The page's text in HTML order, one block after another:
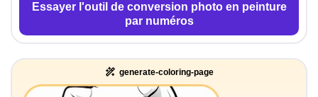
Essayer l'outil de conversion photo en peinture
par numéros
generate-coloring-page